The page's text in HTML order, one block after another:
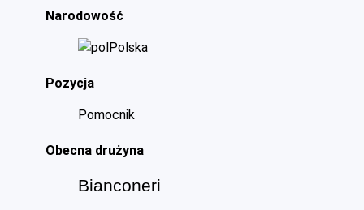
Narodowość
Polska
Pozycja
Pomocnik
Obecna drużyna
Bianconeri